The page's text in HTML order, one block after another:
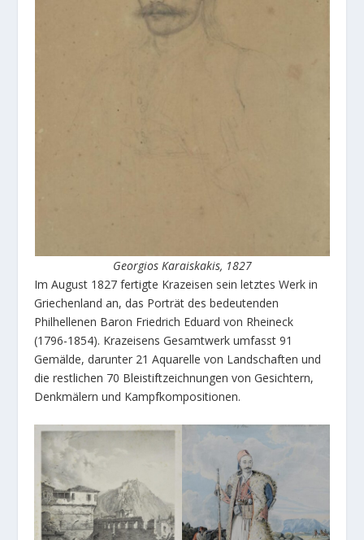
Georgios Karaiskakis, 1827
Im August 1827 fertigte Krazeisen sein letztes Werk in
Griechenland an, das Porträt des bedeutenden
Philhellenen Baron Friedrich Eduard von Rheineck
(1796-1854). Krazeisens Gesamtwerk umfasst 91
Gemälde, darunter 21 Aquarelle von Landschaften und
die restlichen 70 Bleistiftzeichnungen von Gesichtern,
Denkmälern und Kampfkompositionen.